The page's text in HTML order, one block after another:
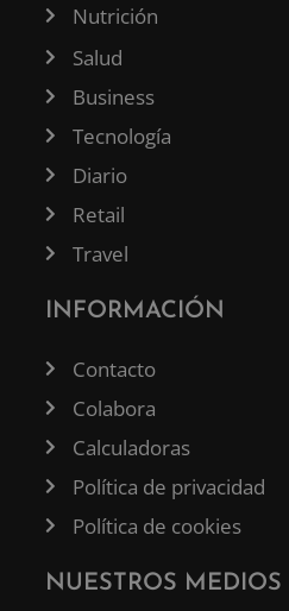
Nutrición
Salud
Business
Tecnología
Diario
Retail
Travel
INFORMACIÓN
Contacto
Colabora
Calculadoras
Política de privacidad
Política de cookies
NUESTROS MEDIOS